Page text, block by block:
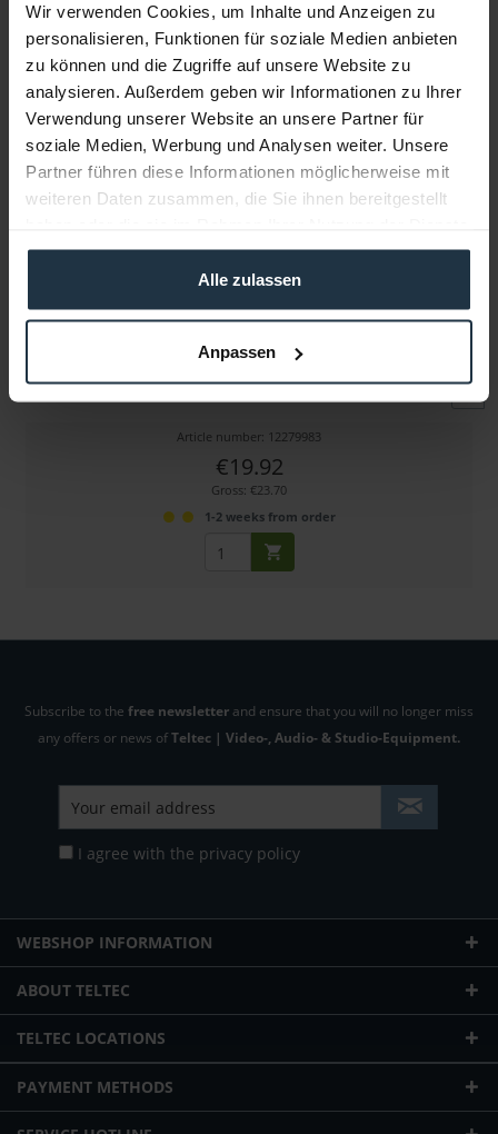
Wir verwenden Cookies, um Inhalte und Anzeigen zu
personalisieren, Funktionen für soziale Medien anbieten
zu können und die Zugriffe auf unsere Website zu
analysieren. Außerdem geben wir Informationen zu Ihrer
Verwendung unserer Website an unsere Partner für
soziale Medien, Werbung und Analysen weiter. Unsere
Partner führen diese Informationen möglicherweise mit
weiteren Daten zusammen, die Sie ihnen bereitgestellt
gesammelt haben.
Alle zulassen
Anpassen
Manufacturer & Product Safety Information
Folgende Infos zum Hersteller sind verfübar...... more
More articles from +++ Ambient +++ look at
flexibler XLR-Stecker (weiblich, schwarz)
Article number: 12279983
€19.92
Gross: €23.70
1-2 weeks from order
Subscribe to the free newsletter and ensure that you will no longer miss
any offers or news ofTeltec | Video-, Audio- & Studio-Equipment.
I agree with the privacy policy
WEBSHOP INFORMATION
ABOUT TELTEC
TELTEC LOCATIONS
PAYMENT METHODS